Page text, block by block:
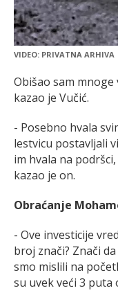
VIDEO: PRIVATNA ARHIVA
Obišao sam mnoge
kazao je Vučić.
- Posebno hvala
lestvicu postavljali
im hvala na
kazao je on.
Obraćanje
- Ove investicije
broj znači? Znači
smo mislili na
su uvek veći 3 puta